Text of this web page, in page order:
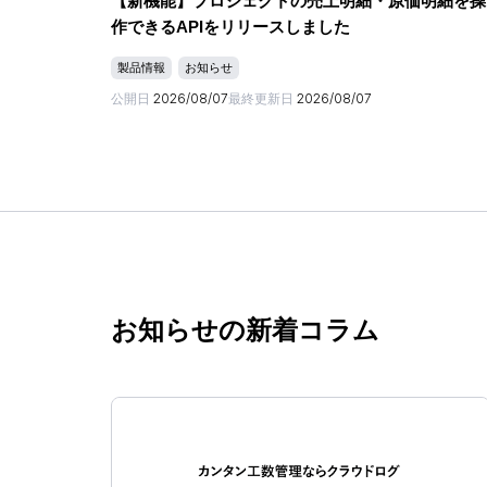
作できるAPIをリリースしました
製品情報 お知らせ
公開日 2026/08/07最終更新日 2026/08/07
お知らせの新着コラム